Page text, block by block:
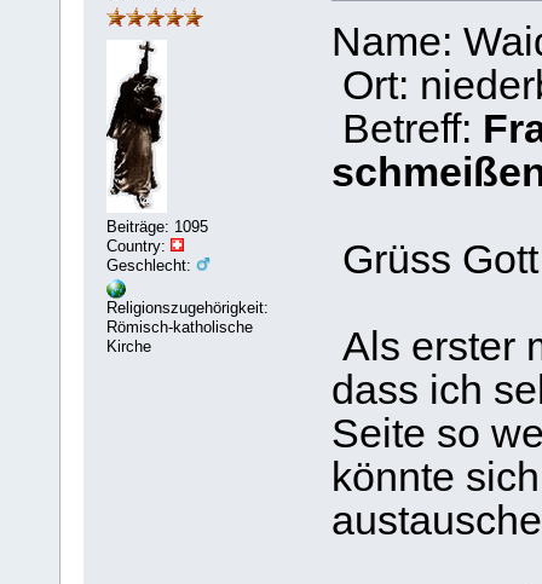
Beiträge: 1095
Country:
Geschlecht:
Religionszugehörigkeit:
Römisch-katholische
Kirche
Name:
Ort:
Betreff:
Grüss
Als erster
dass ich
Seite so
könnte